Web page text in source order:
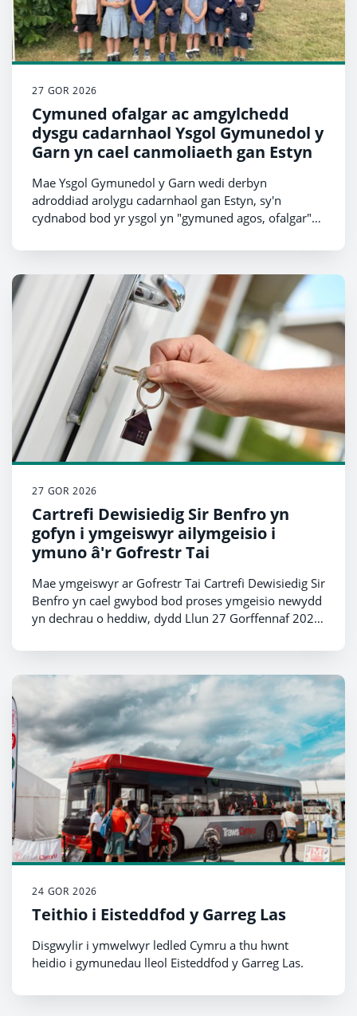
27 GOR 2026
Cymuned ofalgar ac amgylchedd
dysgu cadarnhaol Ysgol Gymunedol y
Garn yn cael canmoliaeth gan Estyn
Mae Ysgol Gymunedol y Garn wedi derbyn
adroddiad arolygu cadarnhaol gan Estyn, sy'n
cydnabod bod yr ysgol yn "gymuned agos, ofalgar"
gwerthfawrogi a'u cefnogi'n dda.
27 GOR 2026
Cartrefi Dewisiedig Sir Benfro yn
gofyn i ymgeiswyr ailymgeisio i
ymuno â'r Gofrestr Tai
Mae ymgeiswyr ar Gofrestr Tai Cartrefi Dewisiedig Sir
Benfro yn cael gwybod bod proses ymgeisio newydd
yn dechrau o heddiw, dydd Llun 27 Gorffennaf 2026,
24 GOR 2026
Teithio i Eisteddfod y Garreg Las
Disgwylir i ymwelwyr ledled Cymru a thu hwnt
heidio i gymunedau lleol Eisteddfod y Garreg Las.